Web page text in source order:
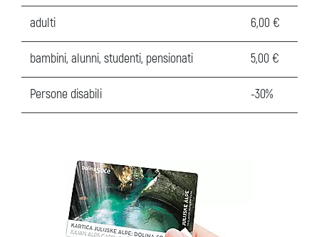
adulti 6,00 €
bambini, alunni, studenti, pensionati 5,00 €
Persone disabili -30%